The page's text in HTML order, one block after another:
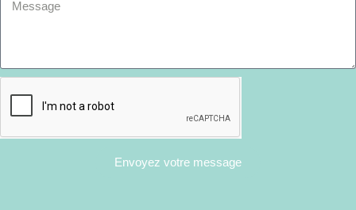
Envoyez votre message